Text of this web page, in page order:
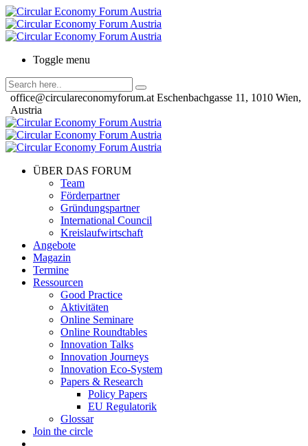
Toggle menu
office@circulareconomyforum.at Eschenbachgasse 11, 1010 Wien,
Austria
ÜBER DAS FORUM
Team
Förderpartner
Gründungspartner
International Council
Kreislaufwirtschaft
Angebote
Magazin
Termine
Ressourcen
Good Practice
Aktivitäten
Online Seminare
Online Roundtables
Innovation Talks
Innovation Journeys
Innovation Eco-System
Papers & Research
Policy Papers
EU Regulatorik
Glossar
Join the circle